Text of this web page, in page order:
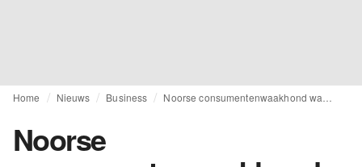
Home Nieuws Business
Noorse